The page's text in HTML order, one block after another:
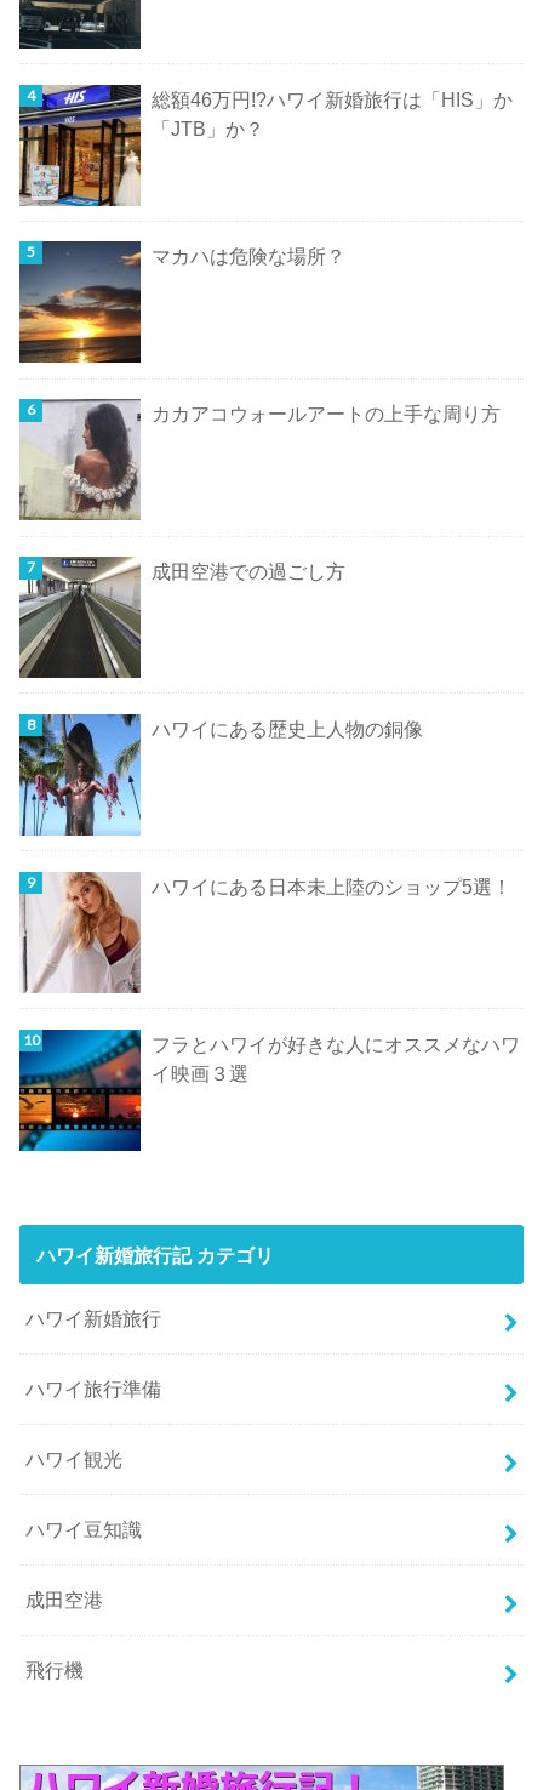
総額46万円!?ハワイ新婚旅行は「HIS」か
「JTB」か？
マカハは危険な場所？
カカアコウォールアートの上手な周り方
成田空港での過ごし方
ハワイにある歴史上人物の銅像
ハワイにある日本未上陸のショップ5選！
フラとハワイが好きな人にオススメなハワ
イ映画３選
ハワイ新婚旅行記 カテゴリ
ハワイ新婚旅行
ハワイ旅行準備
ハワイ観光
ハワイ豆知識
成田空港
飛行機